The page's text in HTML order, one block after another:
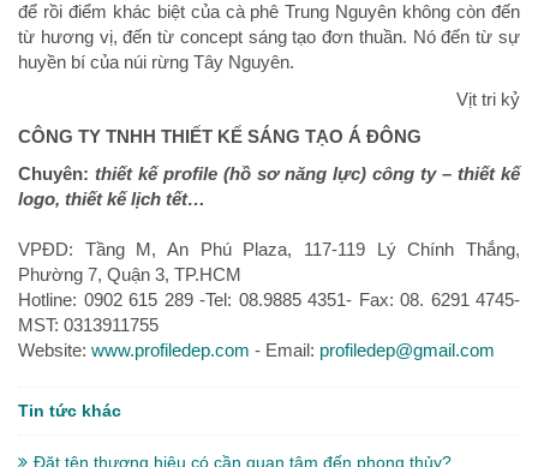
để rồi điểm khác biệt của cà phê Trung Nguyên không còn đến
từ hương vị, đến từ concept sáng tạo đơn thuần. Nó đến từ sự
huyền bí của núi rừng Tây Nguyên.
Vịt tri kỷ
CÔNG TY TNHH THIẾT KẾ SÁNG TẠO Á ĐÔNG
Chuyên: thiết kế profile (hồ sơ năng lực) công ty – thiết kế
logo, thiết kế lịch tết…
VPĐD: Tầng M, An Phú Plaza, 117-119 Lý Chính Thắng,
Phường 7, Quận 3, TP.HCM
Hotline: 0902 615 289 -Tel: 08.9885 4351- Fax: 08. 6291 4745-
MST: 0313911755
Website: www.profiledep.com - Email: profiledep@gmail.com
Tin tức khác
Đặt tên thương hiệu có cần quan tâm đến phong thủy?